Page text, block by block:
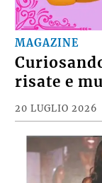
MAGAZINE
risate e
20 LUGLIO 2026